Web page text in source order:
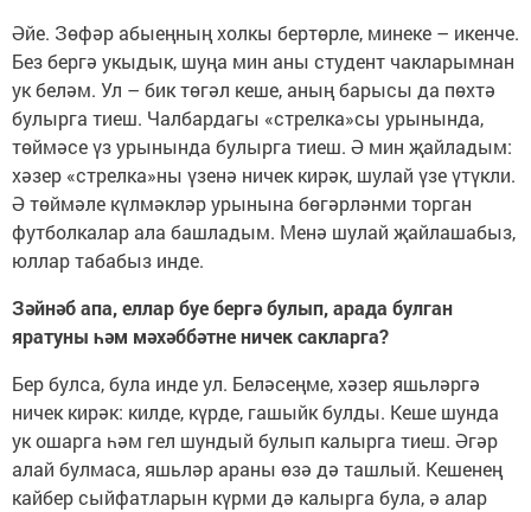
Әйе. Зөфәр абыеңның холкы бертөрле, минеке – икенче.
Без бергә укыдык, шуңа мин аны студент чакларымнан
ук беләм. Ул – бик төгәл кеше, аның барысы да пөхтә
булырга тиеш. Чалбардагы «стрелка»сы урынында,
төймәсе үз урынында булырга тиеш. Ә мин җайладым:
хәзер «стрелка»ны үзенә ничек кирәк, шулай үзе үтүкли.
Ә төймәле күлмәкләр урынына бөгәрләнми торган
футболкалар ала башладым. Менә шулай җайлашабыз,
юллар табабыз инде.
Зәйнәб апа, еллар буе бергә булып, арада булган
яратуны һәм мәхәббәтне ничек сакларга?
Бер булса, була инде ул. Беләсеңме, хәзер яшьләргә
ничек кирәк: килде, күрде, гашыйк булды. Кеше шунда
ук ошарга һәм гел шундый булып калырга тиеш. Әгәр
алай булмаса, яшьләр араны өзә дә ташлый. Кешенең
кайбер сыйфатларын күрми дә калырга була, ә алар